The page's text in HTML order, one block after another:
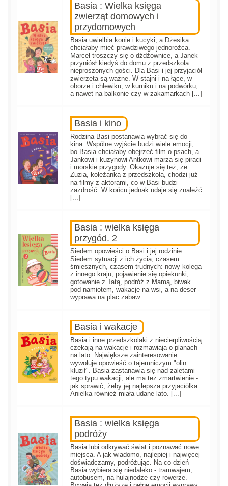
Basia : Wielka księga
zwierząt domowych i
przydomowych
Basia uwielbia konie i kucyki, a Dżesika
chciałaby mieć prawdziwego jednorożca.
Marcel troszczy się o dżdżownice, a Janek
przyniósł kiedyś do domu z przedszkola
nieproszonych gości. Dla Basi i jej przyjaciół
zwierzęta są ważne. W stajni i na łące, w
oborze i chlewiku, w kurniku i na podwórku,
a nawet na balkonie czy w zakamarkach [...]
Basia i kino
Rodzina Basi postanawia wybrać się do
kina. Wspólne wyjście budzi wiele emocji,
bo Basia chciałaby obejrzeć film o psach, a
Jankowi i kuzynowi Antkowi marzą się piraci
i morskie przygody. Okazuje się też, że
Zuzia, koleżanka z przedszkola, chodzi już
na filmy z aktorami, co w Basi budzi
zazdrość. W końcu jednak udaje się znaleźć
[...]
Basia : wielka księga
przygód. 2
Siedem opowieści o Basi i jej rodzinie.
Siedem sytuacji z ich życia, czasem
śmiesznych, czasem trudnych: nowy kolega
z innego kraju, pojawienie się opiekunki,
gotowanie z Tatą, podróż z Mamą, biwak
pod namiotem, wakacje na wsi, a na deser -
wyprawa na plac zabaw.
Basia i wakacje
Basia i inne przedszkolaki z niecierpliwością
czekają na wakacje i rozmawiają o planach
na lato. Największe zainteresowanie
wywołuje opowieść o tajemniczym "olin
kluzif". Basia zastanawia się nad zaletami
tego typu wakacji, ale ma też zmartwienie -
jak sprawić, żeby jej najlepsza przyjaciółka
Anielka również miała udane lato. [...]
Basia : wielka księga
podróży
Basia lubi odkrywać świat i poznawać nowe
miejsca. A jak wiadomo, najlepiej i najwięcej
doświadczamy, podróżując. Na co dzień
Basia wybiera się niedaleko - tramwajem,
autobusem, na hulajnodze czy rowerze.